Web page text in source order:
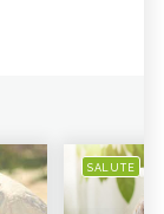
SALUTE